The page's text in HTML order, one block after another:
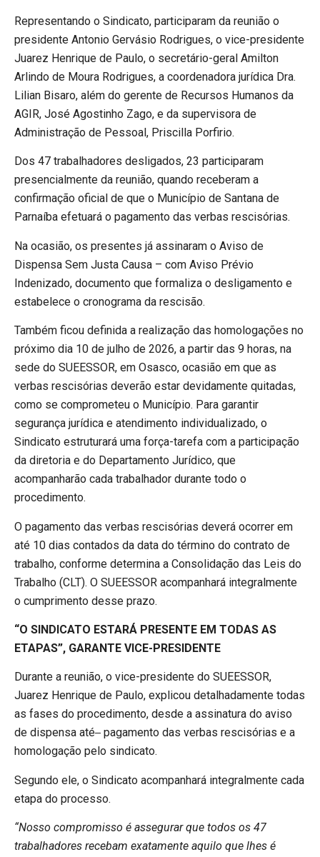
Representando o Sindicato, participaram da reunião o
presidente Antonio Gervásio Rodrigues, o vice-presidente
Juarez Henrique de Paulo, o secretário-geral Amilton
Arlindo de Moura Rodrigues, a coordenadora jurídica Dra.
Lilian Bisaro, além do gerente de Recursos Humanos da
AGIR, José Agostinho Zago, e da supervisora de
Administração de Pessoal, Priscilla Porfirio.
Dos 47 trabalhadores desligados, 23 participaram
presencialmente da reunião, quando receberam a
confirmação oficial de que o Município de Santana de
Parnaíba efetuará o pagamento das verbas rescisórias.
Na ocasião, os presentes já assinaram o Aviso de
Dispensa Sem Justa Causa – com Aviso Prévio
Indenizado, documento que formaliza o desligamento e
estabelece o cronograma da rescisão.
Também ficou definida a realização das homologações no
próximo dia 10 de julho de 2026, a partir das 9 horas, na
sede do SUEESSOR, em Osasco, ocasião em que as
verbas rescisórias deverão estar devidamente quitadas,
como se comprometeu o Município. Para garantir
segurança jurídica e atendimento individualizado, o
Sindicato estruturará uma força-tarefa com a participação
da diretoria e do Departamento Jurídico, que
acompanharão cada trabalhador durante todo o
procedimento.
O pagamento das verbas rescisórias deverá ocorrer em
até 10 dias contados da data do término do contrato de
trabalho, conforme determina a Consolidação das Leis do
Trabalho (CLT). O SUEESSOR acompanhará integralmente
o cumprimento desse prazo.
“O SINDICATO ESTARÁ PRESENTE EM TODAS AS
ETAPAS”, GARANTE VICE-PRESIDENTE
Durante a reunião, o vice-presidente do SUEESSOR,
Juarez Henrique de Paulo, explicou detalhadamente todas
as fases do procedimento, desde a assinatura do aviso
de dispensa até
pagamento das verbas rescisórias e a
homologação pelo sindicato.
Segundo ele, o Sindicato acompanhará integralmente cada
etapa do processo.
“Nosso compromisso é assegurar que todos os 47
trabalhadores recebam exatamente aquilo que lhes é